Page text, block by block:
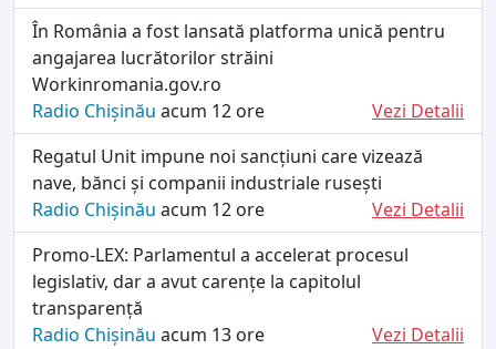
În România a fost lansată platforma unică pentru
angajarea lucrătorilor străini
Workinromania.gov.ro
Radio Chișinău acum 12 ore
Vezi Detalii
Regatul Unit impune noi sancțiuni care vizează
nave, bănci și companii industriale rusești
Radio Chișinău acum 12 ore
Vezi Detalii
Promo-LEX: Parlamentul a accelerat procesul
legislativ, dar a avut carențe la capitolul
transparență
Radio Chișinău acum 13 ore
Vezi Detalii